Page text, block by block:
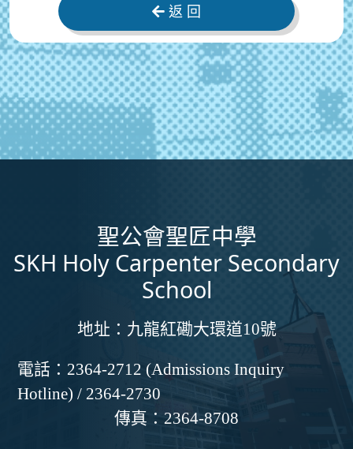
返 回
聖公會聖匠中學
SKH Holy Carpenter Secondary
School
地址： 九龍紅磡大環道10號
電話： 2364-2712 (Admissions Inquiry
Hotline) / 2364-2730
傳真： 2364-8708